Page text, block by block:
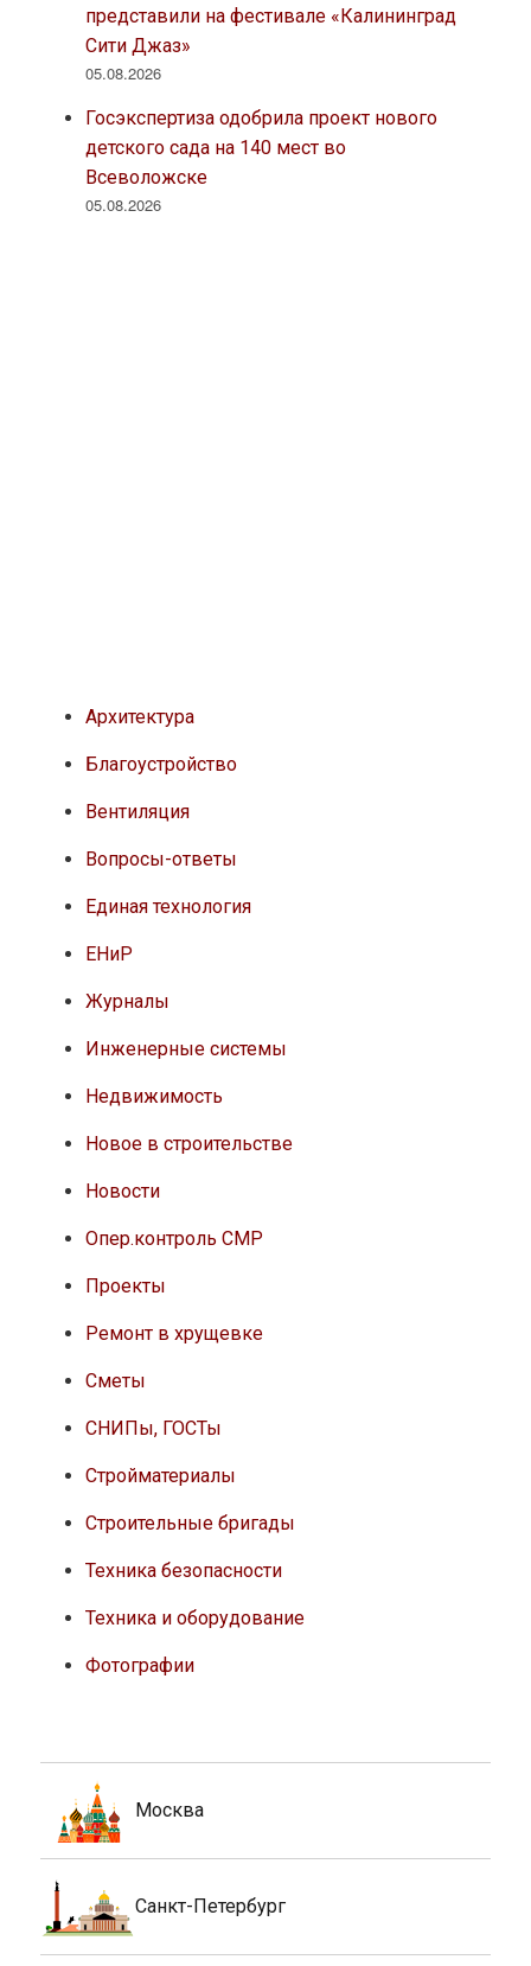
представили на фестивале «Калининград
Сити Джаз»
05.08.2026
Госэкспертиза одобрила проект нового
детского сада на 140 мест во
Всеволожске
05.08.2026
Архитектура
Благоустройство
Вентиляция
Вопросы-ответы
Единая технология
ЕНиР
Журналы
Инженерные системы
Недвижимость
Новое в строительстве
Новости
Опер.контроль СМР
Проекты
Ремонт в хрущевке
Сметы
СНИПы, ГОСТы
Стройматериалы
Строительные бригады
Техника безопасности
Техника и оборудование
Фотографии
Москва
Санкт-Петербург